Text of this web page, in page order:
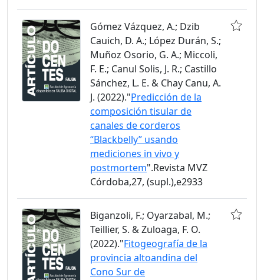
Gómez Vázquez, A.; Dzib
Cauich, D. A.; López Durán, S.;
Muñoz Osorio, G. A.; Miccoli,
F. E.; Canul Solis, J. R.; Castillo
Sánchez, L. E. & Chay Canu, A.
J. (2022)."Predicción de la
composición tisular de
canales de corderos
“Blackbelly” usando
mediciones in vivo y
postmortem".Revista MVZ
Córdoba,27, (supl.),e2933
Biganzoli, F.; Oyarzabal, M.;
Teillier, S. & Zuloaga, F. O.
(2022)."Fitogeografía de la
provincia altoandina del
Cono Sur de